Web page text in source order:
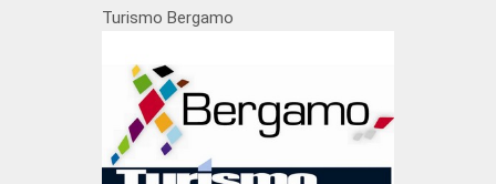
Turismo Bergamo